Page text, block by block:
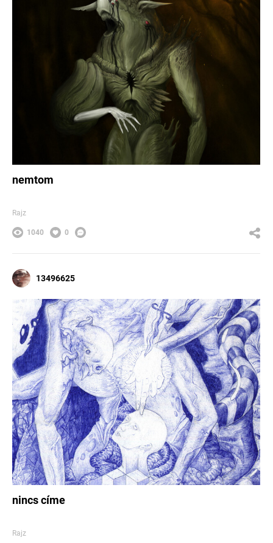
nemtom
Rajz
1040 0
13496625
nincs címe
Rajz